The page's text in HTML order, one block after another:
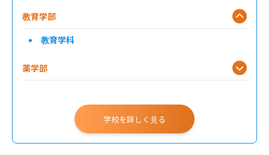
教育学部
教育学科
薬学部
学校を詳しく見る